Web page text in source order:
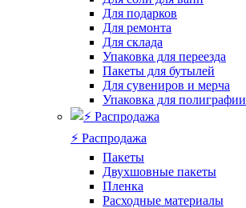
Для подарков
Для ремонта
Для склада
Упаковка для переезда
Пакеты для бутылей
Для сувениров и мерча
Упаковка для полиграфии
⚡️ Распродажа
Пакеты
Двухшовные пакеты
Пленка
Расходные материалы